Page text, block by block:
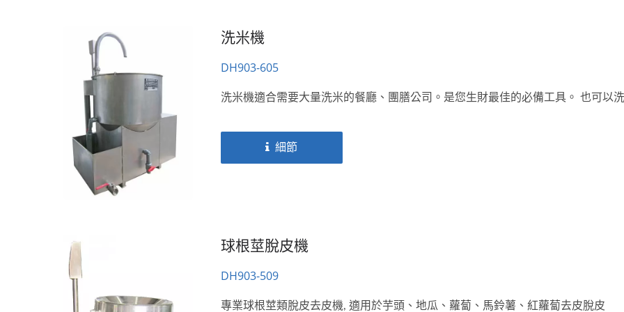
洗米機
DH903-605
洗米機適合需要大量洗米的餐廳、團膳公司。是您生財最佳的必備工具。 也可以
細節
球根莖脫皮機
DH903-509
專業球根莖類脫皮去皮機, 適用於芋頭、地瓜、蘿蔔、馬鈴薯、紅蘿蔔去皮脫皮